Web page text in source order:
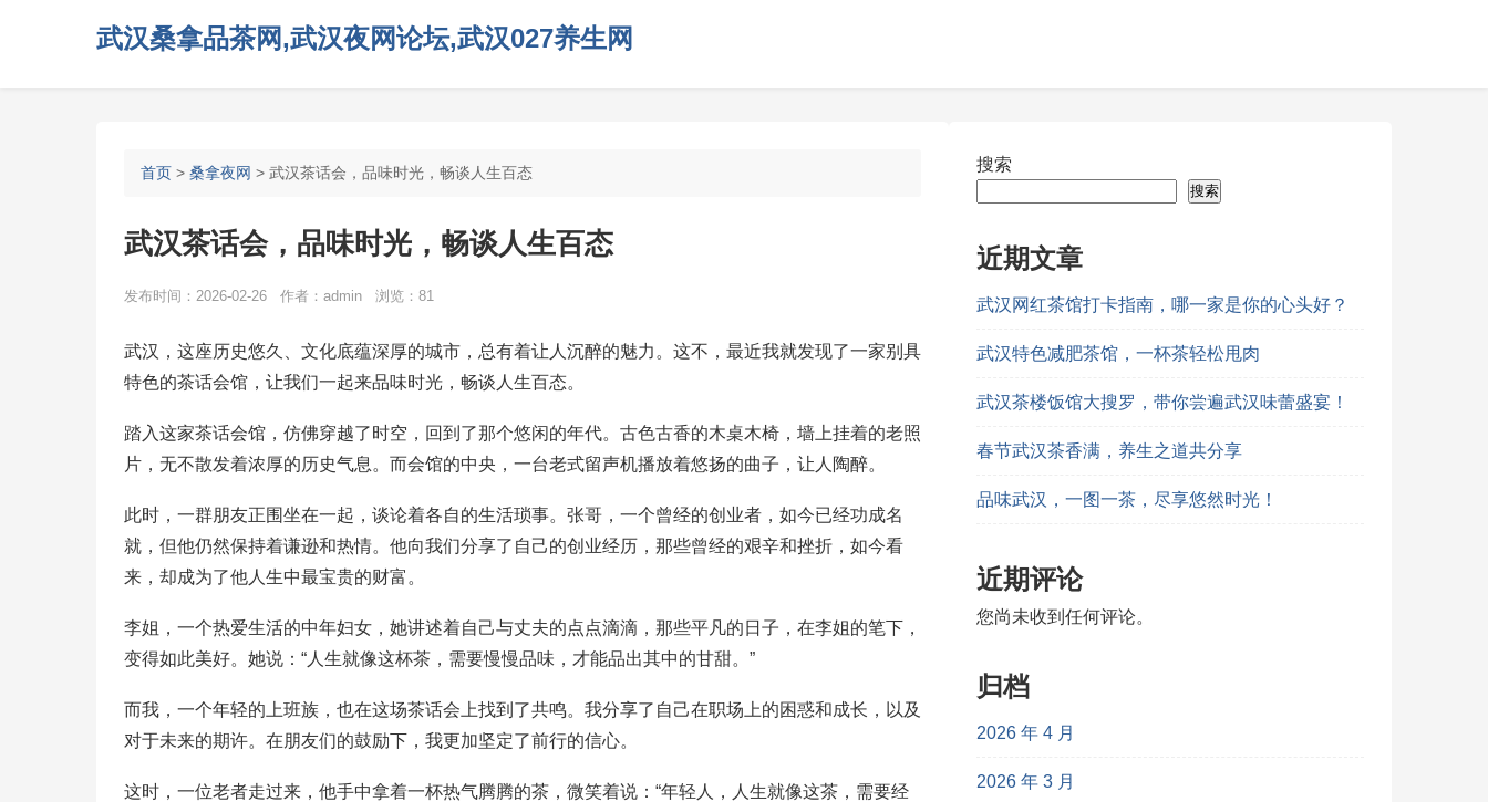
武汉桑拿品茶网,武汉夜网论坛,武汉027养生网
首页 > 桑拿夜网 > 武汉茶话会，品味时光，畅谈人生百态
武汉茶话会，品味时光，畅谈人生百态
发布时间：2026-02-26 作者：admin 浏览：81
武汉，这座历史悠久、文化底蕴深厚的城市，总有着让人沉醉的魅力。这不，最近我就发现了一家别具
特色的茶话会馆，让我们一起来品味时光，畅谈人生百态。
踏入这家茶话会馆，仿佛穿越了时空，回到了那个悠闲的年代。古色古香的木桌木椅，墙上挂着的老照
片，无不散发着浓厚的历史气息。而会馆的中央，一台老式留声机播放着悠扬的曲子，让人陶醉。
此时，一群朋友正围坐在一起，谈论着各自的生活琐事。张哥，一个曾经的创业者，如今已经功成名
就，但他仍然保持着谦逊和热情。他向我们分享了自己的创业经历，那些曾经的艰辛和挫折，如今看
来，却成为了他人生中最宝贵的财富。
李姐，一个热爱生活的中年妇女，她讲述着自己与丈夫的点点滴滴，那些平凡的日子，在李姐的笔下，
变得如此美好。她说：“人生就像这杯茶，需要慢慢品味，才能品出其中的甘甜。”
而我，一个年轻的上班族，也在这场茶话会上找到了共鸣。我分享了自己在职场上的困惑和成长，以及
对于未来的期许。在朋友们的鼓励下，我更加坚定了前行的信心。
这时，一位老者走过来，他手中拿着一杯热气腾腾的茶，微笑着说：“年轻人，人生就像这茶，需要经
搜索
搜索
近期文章
武汉网红茶馆打卡指南，哪一家是你的心头好？
武汉特色减肥茶馆，一杯茶轻松甩肉
武汉茶楼饭馆大搜罗，带你尝遍武汉味蕾盛宴！
春节武汉茶香满，养生之道共分享
品味武汉，一图一茶，尽享悠然时光！
近期评论
您尚未收到任何评论。
归档
2026 年 4 月
2026 年 3 月